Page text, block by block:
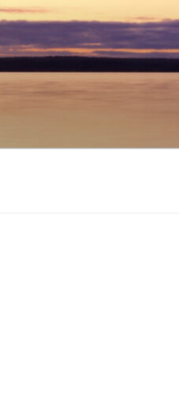
Zum
springen